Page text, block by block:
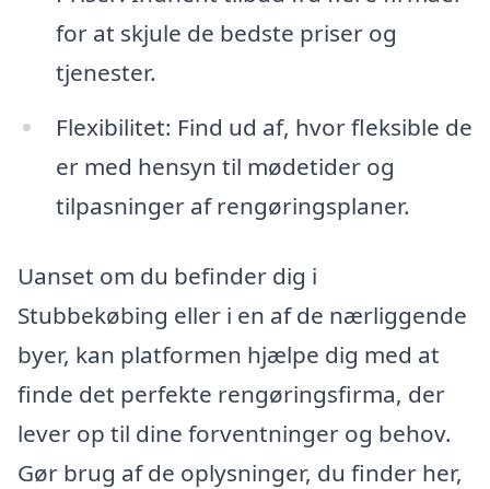
for at skjule de bedste priser og
tjenester.
Flexibilitet: Find ud af, hvor fleksible de
er med hensyn til mødetider og
tilpasninger af rengøringsplaner.
Uanset om du befinder dig i
Stubbekøbing eller i en af de nærliggende
byer, kan platformen hjælpe dig med at
finde det perfekte rengøringsfirma, der
lever op til dine forventninger og behov.
Gør brug af de oplysninger, du finder her,